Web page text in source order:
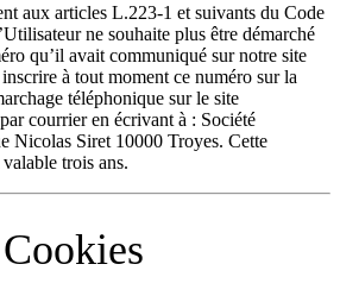
aux articles L.223-1 et suivants du Code
ne souhaite plus être démarché
qu’il avait communiqué sur notre site
à tout moment ce numéro sur la
téléphonique sur le site
courrier en écrivant à : Société
Nicolas Siret 10000 Troyes. Cette
trois ans.
Cookies